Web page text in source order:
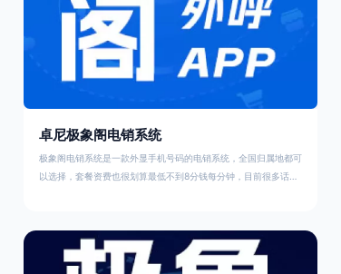
卓尼极象阁电销系统
极象阁电销系统是一款外显手机号码的电销系统，全国归属地都可
以选择，套餐资费也很划算最低不到8分钱每分钟，目前很多话务
划算。极象阁电销系统涵盖点击拨号、自动拨号、批量导入数据、
外呼任务分配、通话录音、数据统计、外呼报表、黑名单过滤等诸
多功能，更多系统功能及产品演示，请详询专业客户经